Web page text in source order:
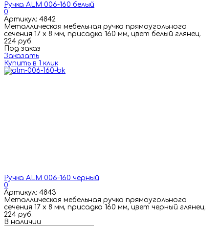
Ручка ALM 006-160 белый
0
Артикул: 4842
Металлическая мебельная ручка прямоугольного
сечения 17 х 8 мм, присадка 160 мм, цвет белый глянец.
224 руб.
Под заказ
Заказать
Купить в 1 клик
Ручка ALM 006-160 черный
0
Артикул: 4843
Металлическая мебельная ручка прямоугольного
сечения 17 х 8 мм, присадка 160 мм, цвет черный глянец.
224 руб.
В наличии